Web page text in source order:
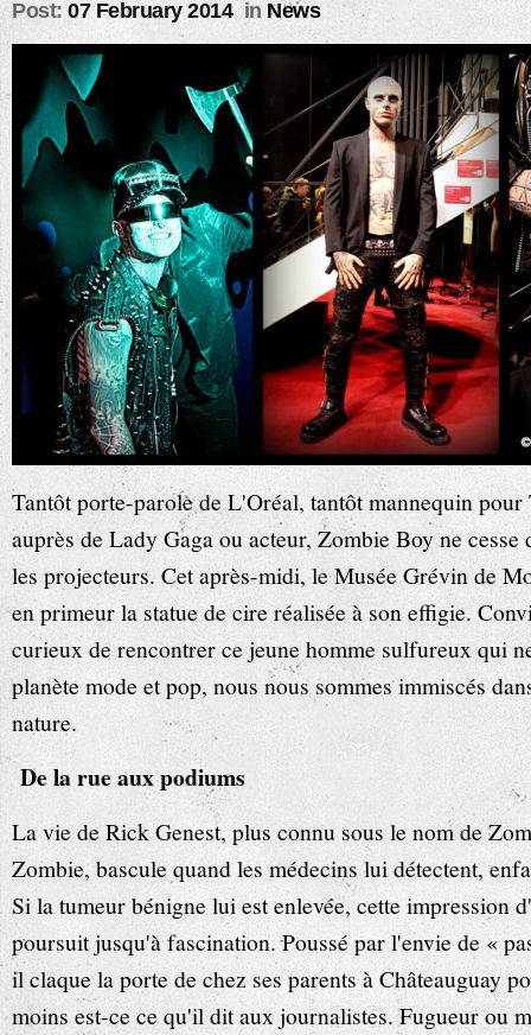
Post: 07 February 2014 in News
Tantôt porte-parole de L'Oréal, tantôt mannequin
auprès de Lady Gaga ou acteur, Zombie Boy ne
les projecteurs. Cet après-midi, le Musée Grévin de
en primeur la statue de cire réalisée à son effigie.
curieux de rencontrer ce jeune homme sulfureux qui
planète mode et pop, nous nous sommes immiscés
nature.
De la rue aux podiums
La vie de Rick Genest, plus connu sous le nom de
Zombie, bascule quand les médecins lui détectent,
Si la tumeur bénigne lui est enlevée, cette impression
poursuit jusqu'à fascination. Poussé par l'envie de «
il claque la porte de chez ses parents à Châteauguay
moins est-ce ce qu'il dit aux journalistes. Fugueur ou